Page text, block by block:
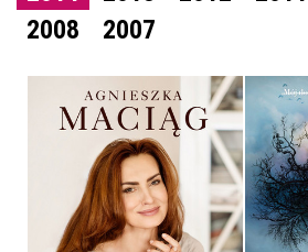
2008
2007
SMAK MIŁOŚCI